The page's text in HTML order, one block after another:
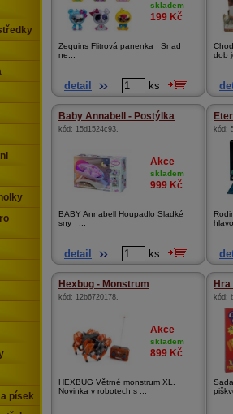
skladem
199 Kč
Zequins Flitrová panenka Snad
ne...
detail ks
dob
Baby Annabell - Postýlka
kód: 15d1524c93,
Akce
skladem
999 Kč
BABY Annabell Houpadlo Sladké
sny ...
detail ks
kód:
Hexbug - Monstrum
kód: 12b6720178,
Akce
skladem
899 Kč
HEXBUG Větrné monstrum XL.
Novinka v robotech s ...
Hra
kód:
písek